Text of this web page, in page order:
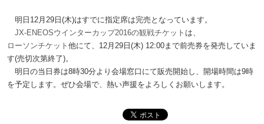
明日12月29日(木)はすでに指定席は完売となっています。
JX-ENEOSウインターカップ2016の観戦チケット は、
ローソンチケット 他にて、12月29日(木) 12:00まで前売券を発売していま
す(売切次第終了)。
明日の当日券は8時30分より会場窓口にて販売開始し、開場時間は9時
を予定します。ぜひ会場で、熱い声援をよろしくお願いします。